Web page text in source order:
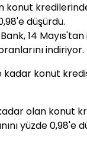
konut
düşürdü.
14
indiriyor.
konut
olan konut
yüzde 0,98'e